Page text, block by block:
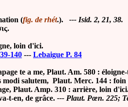
(fig. de rhét.).
--- Isid. 2, 21, 38.
loin d'ici.
140 --- Lebaigue P. 84
te a me, Plaut. Am. 580 :
salutem, Plaut. Merc. 144 : foin
Plaut. Amp. 310 : arrière, loin
en, de grâce. --- Plaut. Pœn. 225;